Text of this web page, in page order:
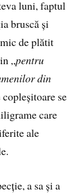
luni, faptul
bruscă și
de plătit
„pentru
din
se
care
ale
a sa și a